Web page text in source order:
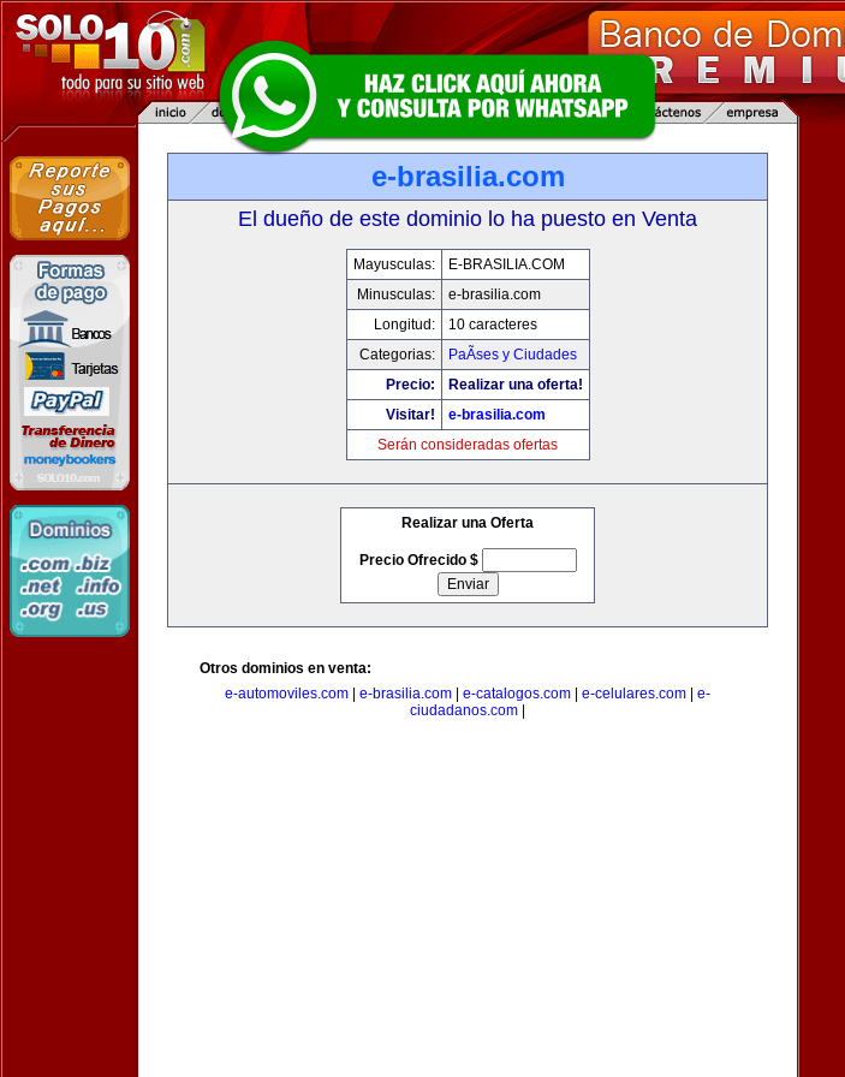
e-brasilia.com
El dueño de este dominio lo ha puesto en Venta
Mayusculas:
E-BRASILIA.COM
Minusculas:
e-brasilia.com
Longitud:
10 caracteres
Categorias:
PaÃ­ses y Ciudades
Precio:
Realizar una oferta!
Visitar!
e-brasilia.com
Serán consideradas ofertas
Realizar una Oferta
Precio Ofrecido $
Otros dominios en venta:
e-automoviles.com
e-brasilia.com e-catalogos.com e-celulares.com
e-
ciudadanos.com